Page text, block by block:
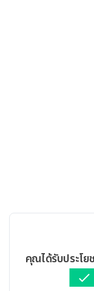
คุณได้รับประโย